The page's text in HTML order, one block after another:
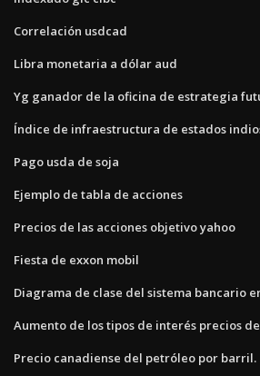
Correlación usdcad
Libra monetaria a dólar aud
Yg ganador de la oficina de estrategia
Índice de infraestructura de estados
Pago usda de soja
Ejemplo de tabla de acciones
Precios de las acciones objetivo yahoo
Fiesta de exxon mobil
Diagrama de clase del sistema bancario
Aumento de los tipos de interés precios
Precio canadiense del petróleo por barril.